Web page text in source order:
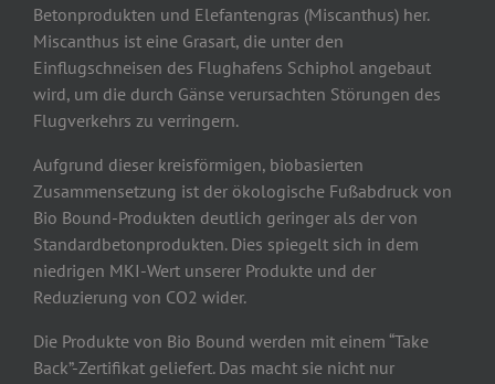
Betonprodukten und Elefantengras (Miscanthus) her.
Miscanthus ist eine Grasart, die unter den
Einflugschneisen des Flughafens Schiphol angebaut
wird, um die durch Gänse verursachten Störungen des
Flugverkehrs zu verringern.
Aufgrund dieser kreisförmigen, biobasierten
Zusammensetzung ist der ökologische Fußabdruck von
Bio Bound-Produkten deutlich geringer als der von
Standardbetonprodukten. Dies spiegelt sich in dem
niedrigen MKI-Wert unserer Produkte und der
Reduzierung von CO2 wider.
Die Produkte von Bio Bound werden mit einem “Take
Back”-Zertifikat geliefert. Das macht sie nicht nur